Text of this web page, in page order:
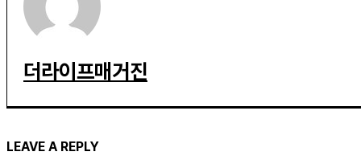
더라이프매거진
LEAVE A REPLY